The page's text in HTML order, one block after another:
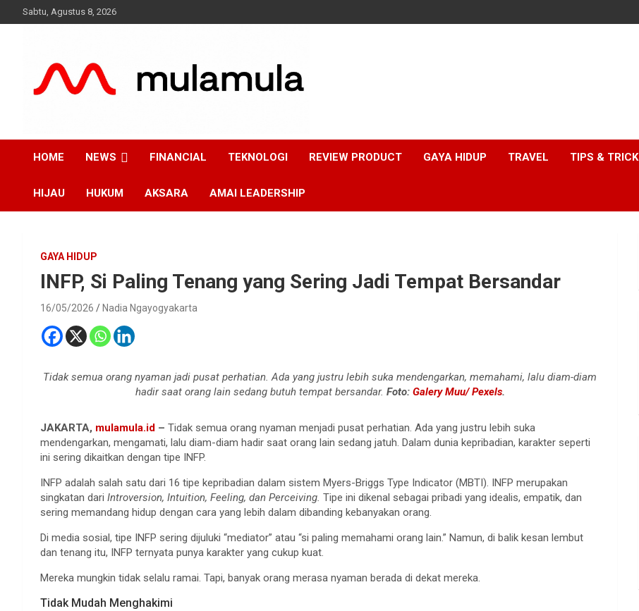
to
Sabtu, Agustus 8, 2026
MulaMula
Medianya para Gen Z
HOME
NEWS FINANCIAL TEKNOLOGI REVIEW PRODUCT GAYA HIDUP TRAVEL TIPS & TRICK
HIJAU HUKUM AKSARA AMAI LEADERSHIP
GAYA HIDUP
INFP, Si Paling Tenang yang Sering Jadi Tempat Bersandar
16/05/2026 Nadia Ngayogyakarta
Tidak semua orang nyaman jadi pusat perhatian. Ada yang justru lebih suka mendengarkan, memahami, lalu diam-diam
hadir saat orang lain sedang butuh tempat bersandar. Foto: Galery Muu/ Pexels.
JAKARTA, mulamula.id – Tidak semua orang nyaman menjadi pusat perhatian. Ada yang justru lebih suka
mendengarkan, mengamati, lalu diam-diam hadir saat orang lain sedang jatuh. Dalam dunia kepribadian, karakter seperti
ini sering dikaitkan dengan tipe INFP.
INFP adalah salah satu dari 16 tipe kepribadian dalam sistem Myers-Briggs Type Indicator (MBTI). INFP merupakan
singkatan dari Introversion, Intuition, Feeling, dan Perceiving. Tipe ini dikenal sebagai pribadi yang idealis, empatik, dan
sering memandang hidup dengan cara yang lebih dalam dibanding kebanyakan orang.
Di media sosial, tipe INFP sering dijuluki “mediator” atau “si paling memahami orang lain.” Namun, di balik kesan lembut
dan tenang itu, INFP ternyata punya karakter yang cukup kuat.
Mereka mungkin tidak selalu ramai. Tapi, banyak orang merasa nyaman berada di dekat mereka.
Tidak Mudah Menghakimi